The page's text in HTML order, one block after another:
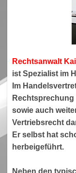
Rechtsanwalt
ist Spezialist im
Im
sowie auch
Vertriebsrecht
Er selbst hat
herbeigeführt.
Neben den